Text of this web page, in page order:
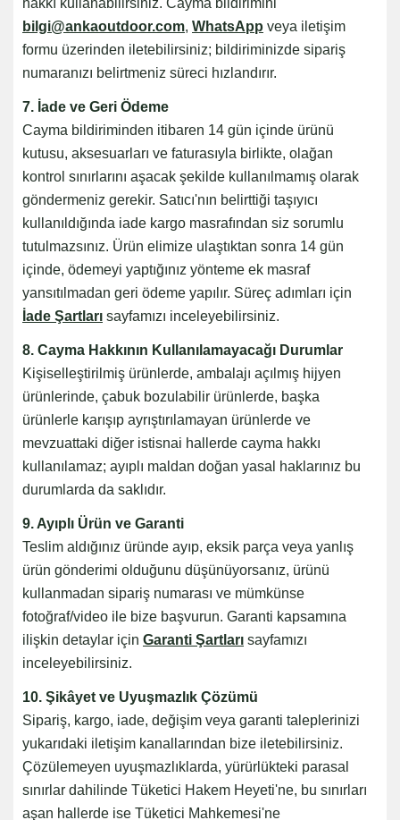
bilgi@ankaoutdoor.com, WhatsApp veya iletişim
formu üzerinden iletebilirsiniz; bildiriminizde sipariş
numaranızı belirtmeniz süreci hızlandırır.
7. İade ve Geri Ödeme
Cayma bildiriminden itibaren 14 gün içinde ürünü
kutusu, aksesuarları ve faturasıyla birlikte, olağan
kontrol sınırlarını aşacak şekilde kullanılmamış olarak
göndermeniz gerekir. Satıcı'nın belirttiği taşıyıcı
kullanıldığında iade kargo masrafından siz sorumlu
tutulmazsınız. Ürün elimize ulaştıktan sonra 14 gün
içinde, ödemeyi yaptığınız yönteme ek masraf
yansıtılmadan geri ödeme yapılır. Süreç adımları için
İade Şartları sayfamızı inceleyebilirsiniz.
8. Cayma Hakkının Kullanılamayacağı Durumlar
Kişiselleştirilmiş ürünlerde, ambalajı açılmış hijyen
ürünlerinde, çabuk bozulabilir ürünlerde, başka
ürünlerle karışıp ayrıştırılamayan ürünlerde ve
mevzuattaki diğer istisnai hallerde cayma hakkı
kullanılamaz; ayıplı maldan doğan yasal haklarınız bu
durumlarda da saklıdır.
9. Ayıplı Ürün ve Garanti
Teslim aldığınız üründe ayıp, eksik parça veya yanlış
ürün gönderimi olduğunu düşünüyorsanız, ürünü
kullanmadan sipariş numarası ve mümkünse
fotoğraf/video ile bize başvurun. Garanti kapsamına
ilişkin detaylar için Garanti Şartları sayfamızı
inceleyebilirsiniz.
10. Şikâyet ve Uyuşmazlık Çözümü
Sipariş, kargo, iade, değişim veya garanti taleplerinizi
yukarıdaki iletişim kanallarından bize iletebilirsiniz.
Çözülemeyen uyuşmazlıklarda, yürürlükteki parasal
sınırlar dahilinde Tüketici Hakem Heyeti'ne, bu sınırları
aşan hallerde ise Tüketici Mahkemesi'ne